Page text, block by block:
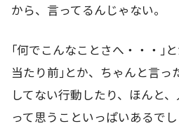
から、言ってるんじゃない。
｢何でこんなことさへ・・・｣
当たり前｣とか、ちゃんと言っ
してない行動したり、ほんと
って思うこといっぱいあるでし